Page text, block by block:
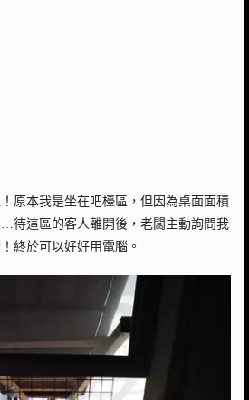
原本我是坐在吧檯區，但因為桌面面積
待這區的客人離開後，老闆主動詢問我
終於可以好好用電腦。